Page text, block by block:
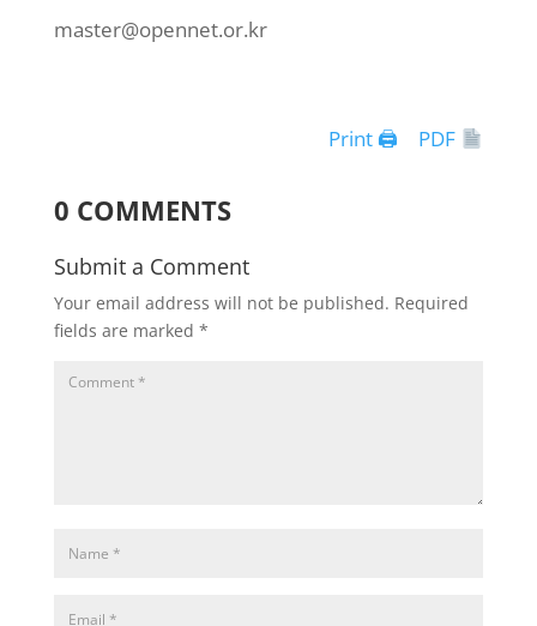
master@opennet.or.kr
Print 🖨 PDF
0 COMMENTS
Submit a Comment
Your email address will not be published. Required
fields are marked *